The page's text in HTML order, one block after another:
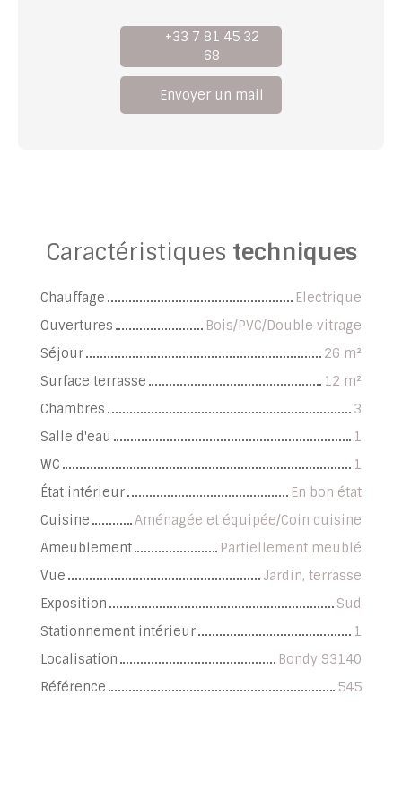
+33 7 81 45 32
68
Envoyer un mail
Caractéristiques techniques
Chauffage
Electrique
Ouvertures
Bois/PVC/Double vitrage
Séjour
26 m²
Surface terrasse
12 m²
Chambres
3
Salle d'eau
1
WC
1
État intérieur
En bon état
Cuisine
Aménagée et équipée/Coin cuisine
Ameublement
Partiellement meublé
Vue
Jardin, terrasse
Exposition
Sud
Stationnement intérieur
1
Localisation
Bondy 93140
Référence
545